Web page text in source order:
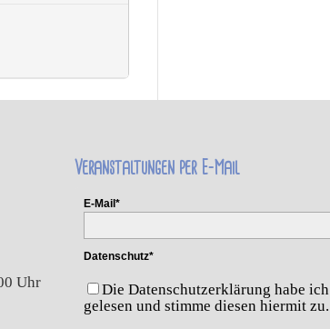
Uhr
Veranstaltungen per E-Mail
E-Mail*
Datenschutz*
Die Datenschutzerklärung habe ich
gelesen und stimme diesen hiermit zu.